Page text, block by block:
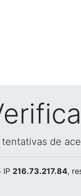
de
IP 216.73.217.84,